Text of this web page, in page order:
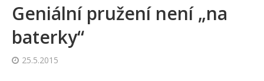
Geniální pružení není „na
baterky“
25.5.2015